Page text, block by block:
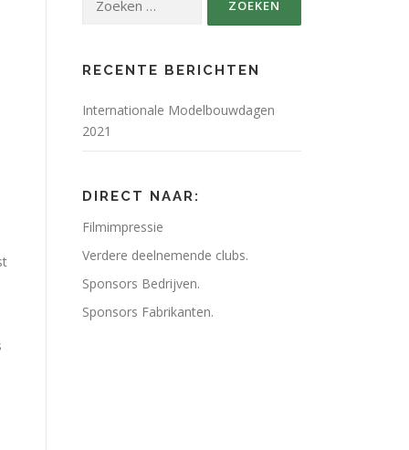
naar:
RECENTE BERICHTEN
Internationale Modelbouwdagen
2021
DIRECT NAAR:
Filmimpressie
Verdere deelnemende clubs.
Sponsors Bedrijven.
Sponsors Fabrikanten.